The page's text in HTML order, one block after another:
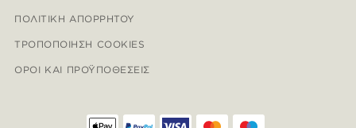
ΠΟΛΙΤΙΚΉ ΑΠΟΡΡΉΤΟΥ
ΤΡΟΠΟΠΟΊΗΣΗ COOKIES
ΌΡΟΙ ΚΑΙ ΠΡΟΫΠΟΘΈΣΕΙΣ